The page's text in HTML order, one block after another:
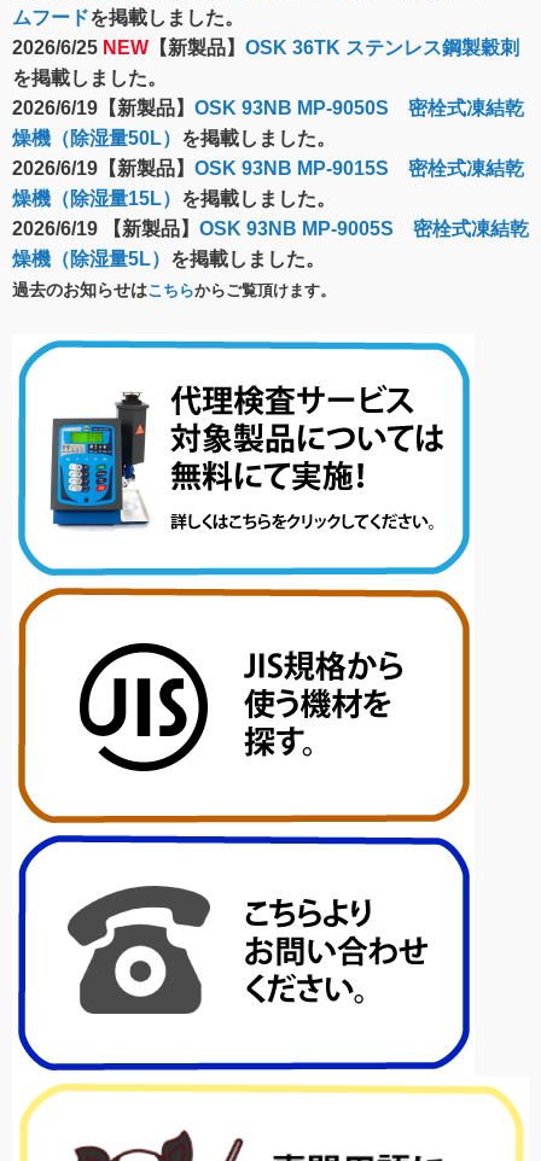
ムフードを掲載しました。
2026/6/25 NEW 【新製品】 OSK 36TK ステンレス鋼製穀刺
を掲載しました。
2026/6/19【新製品】 OSK 93NB MP-9050S 密栓式凍結乾
燥機（除湿量50L） を掲載しました。
2026/6/19【新製品】 OSK 93NB MP-9015S 密栓式凍結乾
燥機（除湿量15L） を掲載しました。
2026/6/19 【新製品】 OSK 93NB MP-9005S 密栓式凍結乾
燥機（除湿量5L） を掲載しました。
過去のお知らせはこちらからご覧頂けます。